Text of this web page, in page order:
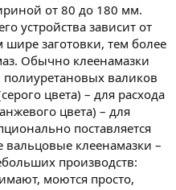
от 80 до 180 мм.
устройства зависит от
заготовки, тем более
Обычно клеенамазки
валиков
цвета) – для расхода
цвета) – для
поставляется
вальцовые клеенамазки –
производств:
моются просто,